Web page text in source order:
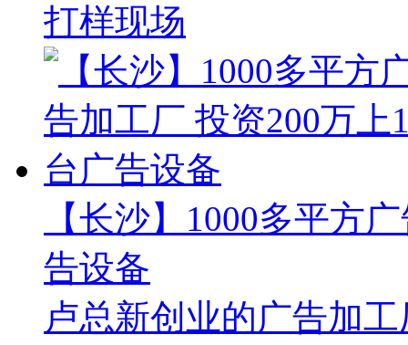
打样现场
【长沙】1000多平方
告设备
卢总新创业的广告加